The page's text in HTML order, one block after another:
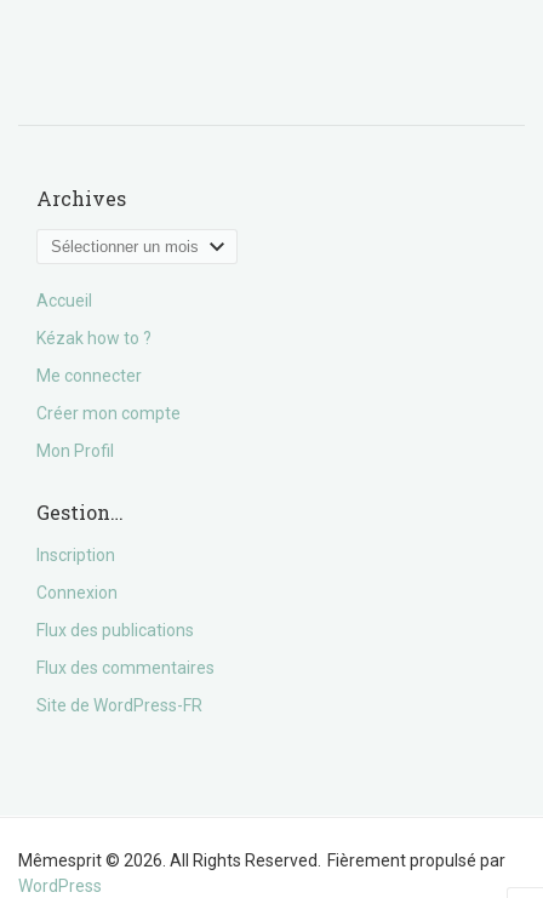
Archives
Archives
Accueil
Kézak how to ?
Me connecter
Créer mon compte
Mon Profil
Gestion…
Inscription
Connexion
Flux des publications
Flux des commentaires
Site de WordPress-FR
Mêmesprit © 2026. All Rights Reserved.
Fièrement propulsé par
WordPress